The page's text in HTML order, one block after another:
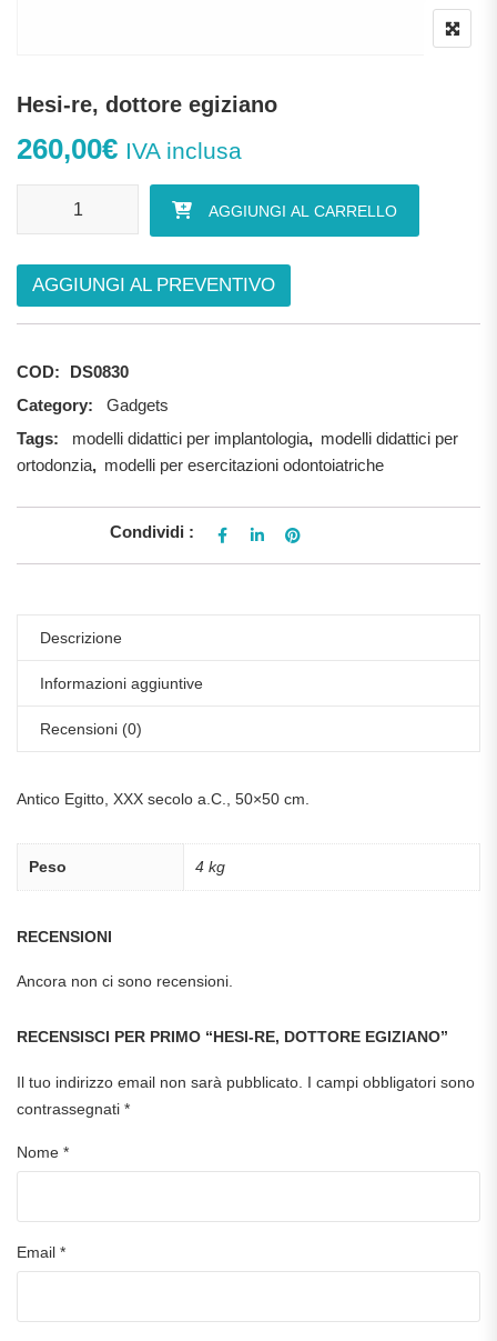
Hesi-re, dottore egiziano
260,00€ IVA inclusa
AGGIUNGI AL CARRELLO
AGGIUNGI AL PREVENTIVO
COD:
DS0830
Category:
Gadgets
Tags:
modelli didattici per implantologia, modelli didattici per
ortodonzia, modelli per esercitazioni odontoiatriche
Condividi :
Descrizione
Informazioni aggiuntive
Recensioni (0)
Antico Egitto, XXX secolo a.C., 50×50 cm.
Peso 4 kg
RECENSIONI
Ancora non ci sono recensioni.
RECENSISCI PER PRIMO “HESI-RE, DOTTORE EGIZIANO”
Il tuo indirizzo email non sarà pubblicato. I campi obbligatori sono
contrassegnati *
Nome *
Email *